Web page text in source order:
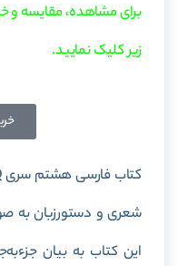
برای مشاهده، مقایسه و
زیر کلیک نمایید.
کتاب فارسی هشتم سری
شعری و دستورزبان به
این کتاب به بیان